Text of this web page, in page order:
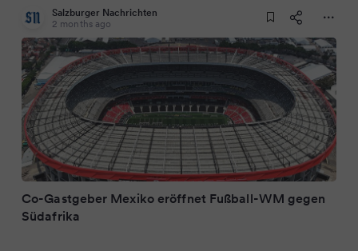
Salzburger Nachrichten
2 months ago
Co-Gastgeber Mexiko eröffnet Fußball-WM gegen
Südafrika